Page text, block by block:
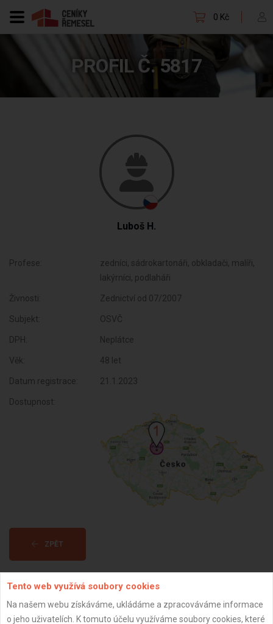
0 Kč
PROFIL Č. 5817
Luboš H.
Profese:
zedníci, sádrokartonáři, obkladači, malíři,
lakýrníci, podlaháři
Živnosti: Zednictví od 07/2007
Subjekt: OSVČ
DPH: Neplátce
Věk: 48 let
Datum registrace: 21.1.2023
Dostupnost:
ZPĚT
Aktualizováno z portálu ARES dne 01.01.2024 00:15:09
Tento web využívá soubory cookies
Na našem webu získáváme, ukládáme a zpracováváme informace
o jeho uživatelích. K tomuto účelu využíváme soubory cookies, které